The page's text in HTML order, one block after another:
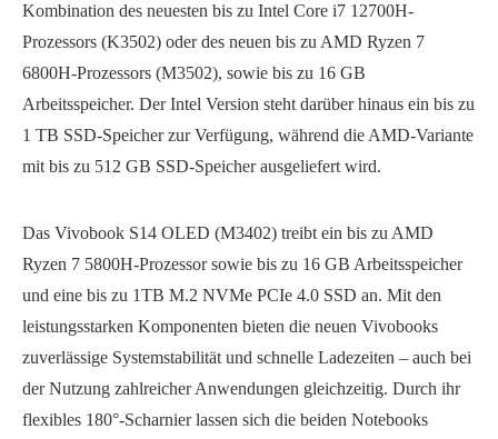
Kombination des neuesten bis zu Intel Core i7 12700H-
Prozessors (K3502) oder des neuen bis zu AMD Ryzen 7
6800H-Prozessors (M3502), sowie bis zu 16 GB
Arbeitsspeicher. Der Intel Version steht darüber hinaus ein bis zu
1 TB SSD-Speicher zur Verfügung, während die AMD-Variante
mit bis zu 512 GB SSD-Speicher ausgeliefert wird.
Das Vivobook S14 OLED (M3402) treibt ein bis zu AMD
Ryzen 7 5800H-Prozessor sowie bis zu 16 GB Arbeitsspeicher
und eine bis zu 1TB M.2 NVMe PCIe 4.0 SSD an. Mit den
leistungsstarken Komponenten bieten die neuen Vivobooks
zuverlässige Systemstabilität und schnelle Ladezeiten – auch bei
der Nutzung zahlreicher Anwendungen gleichzeitig. Durch ihr
flexibles 180°-Scharnier lassen sich die beiden Notebooks